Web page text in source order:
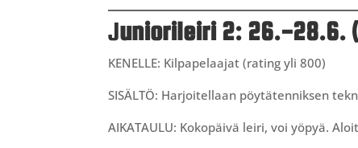
Juniorileiri 2: 26.-28.6.
KENELLE: Kilpapelaajat (rating yli 800)
SISÄLTÖ: Harjoitellaan pöytätenniksen
AIKATAULU: Kokopäivä leiri, voi yöpyä.